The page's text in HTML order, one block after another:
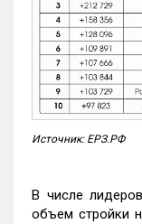
Источник: ЕРЗ.РФ
В числе
объем стройки